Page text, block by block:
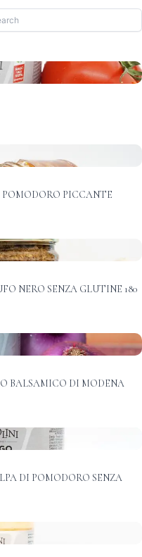
PICCANTE
NERO SENZA GLUTINE 180
BALSAMICO DI MODENA
DI POMODORO SENZA